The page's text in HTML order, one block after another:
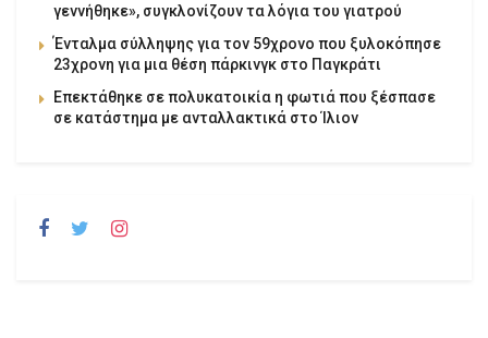
γεννήθηκε», συγκλονίζουν τα λόγια του γιατρού
Ένταλμα σύλληψης για τον 59χρονο που ξυλοκόπησε
23χρονη για μια θέση πάρκινγκ στο Παγκράτι
Επεκτάθηκε σε πολυκατοικία η φωτιά που ξέσπασε
σε κατάστημα με ανταλλακτικά στο Ίλιον